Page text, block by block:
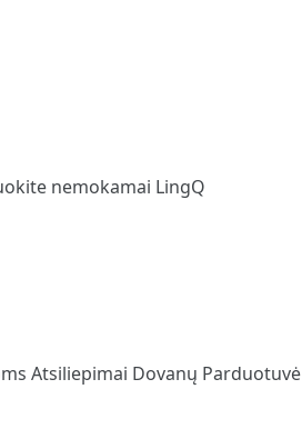
nemokamai LingQ
Atsiliepimai Dovanų Parduotuvė